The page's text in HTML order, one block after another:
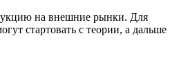
на внешние рынки. Для
стартовать с теории, а дальше